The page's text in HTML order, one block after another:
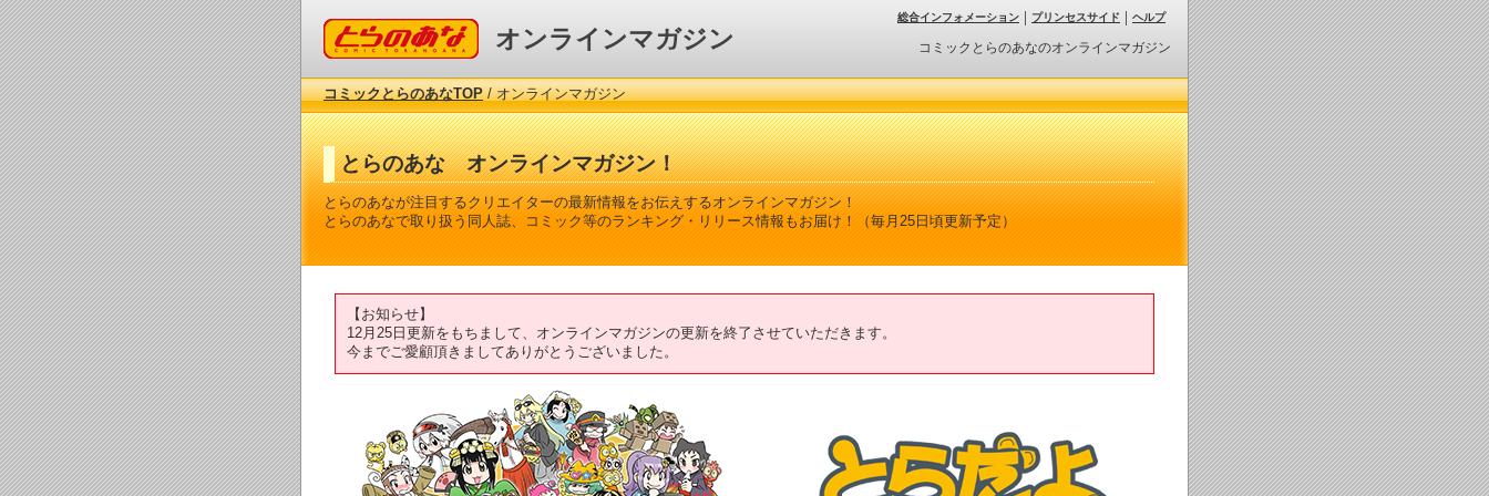
コミックとらのあな オンラインマガジン コミックとらのあなのオンラインマガジン
総合インフォメーション プリンセスサイド ヘルプ
コミックとらのあなTOP/ オンラインマガジン
とらのあな オンラインマガジン！
とらのあなが注目するクリエイターの最新情報をお伝えするオンラインマガジン！
とらのあなで取り扱う同人誌、コミック等のランキング・リリース情報もお届け！（毎月25日頃更新予定）
【お知らせ】
12月25日更新をもちまして、オンラインマガジンの更新を終了させていただきます。
今までご愛顧頂きましてありがとうございました。